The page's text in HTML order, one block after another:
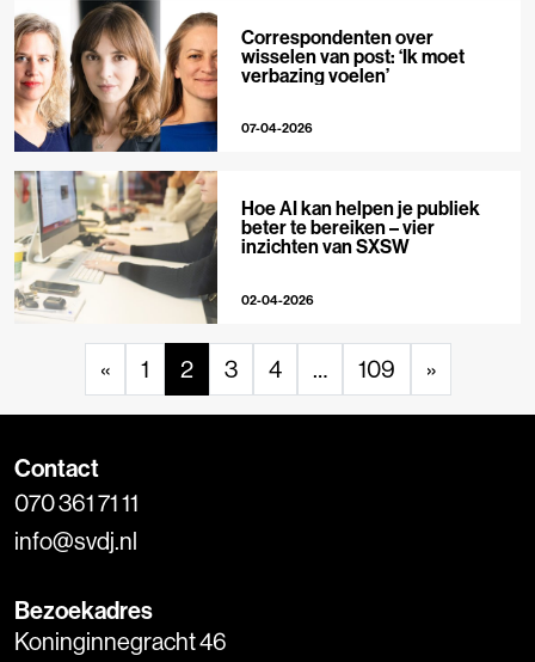
Correspondenten over
wisselen van post: ‘Ik moet
verbazing voelen’
07-04-2026
Hoe AI kan helpen je publiek
beter te bereiken – vier
inzichten van SXSW
02-04-2026
« 1 2 3 4 … 109 »
Contact
070 361 71 11
info@svdj.nl
Bezoekadres
Koninginnegracht 46